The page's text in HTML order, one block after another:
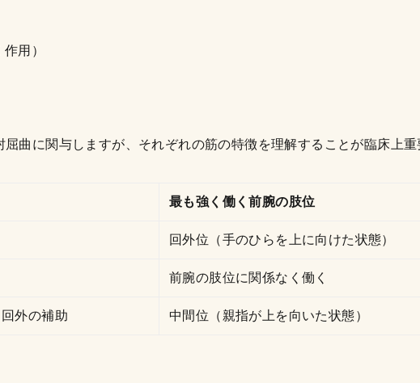
用）
曲に関与しますが、それぞれの筋の特徴を理解することが臨床上
最も強く働く前腕の肢位
回外位（手のひらを上に向けた状態）
前腕の肢位に関係なく働く
外の補助 中間位（親指が上を向いた状態）